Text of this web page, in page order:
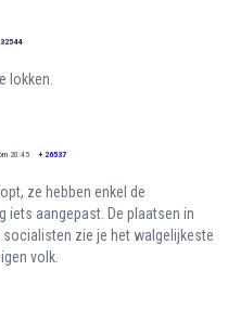
32544
lokken.
20:45 + 26537
ze hebben enkel de
iets aangepast. De plaatsen in
socialisten zie je het walgelijkeste
volk.